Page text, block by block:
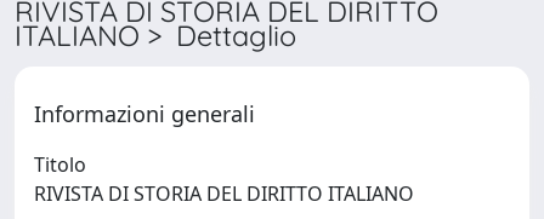
RIVISTA DI STORIA DEL DIRITTO
ITALIANO > Dettaglio
Informazioni generali
Titolo